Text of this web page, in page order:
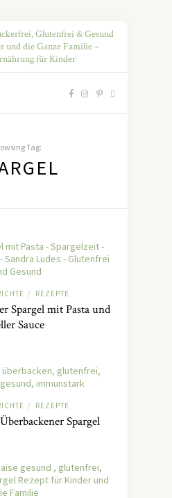
Tag:
/ REZEPTE
Spargel mit Pasta und
Sauce
/ REZEPTE
Spargel